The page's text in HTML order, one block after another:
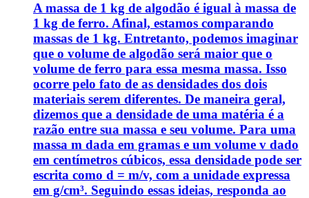
A massa de 1 kg de algodão é igual à massa de
1 kg de ferro. Afinal, estamos comparando
massas de 1 kg. Entretanto, podemos imaginar
que o volume de algodão será maior que o
volume de ferro para essa mesma massa. Isso
ocorre pelo fato de as densidades dos dois
materiais serem diferentes. De maneira geral,
dizemos que a densidade de uma matéria é a
razão entre sua massa e seu volume. Para uma
massa m dada em gramas e um volume v dado
em centímetros cúbicos, essa densidade pode ser
escrita como d = m/v, com a unidade expressa
em g/cm³. Seguindo essas ideias, responda ao